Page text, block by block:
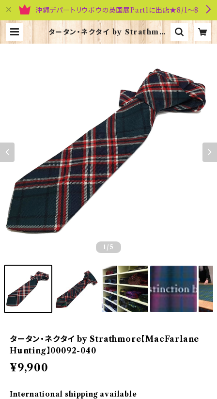
沖縄デパートリウボウの英国展Part1に出店★8/1～8
タータン・ネクタイ by Strathmor
e【MacFarlane Hunting】0009
1 /5
タータン・ネクタイ by Strathmore【MacFarlane
Hunting】00092-040
¥9,900
International shipping available